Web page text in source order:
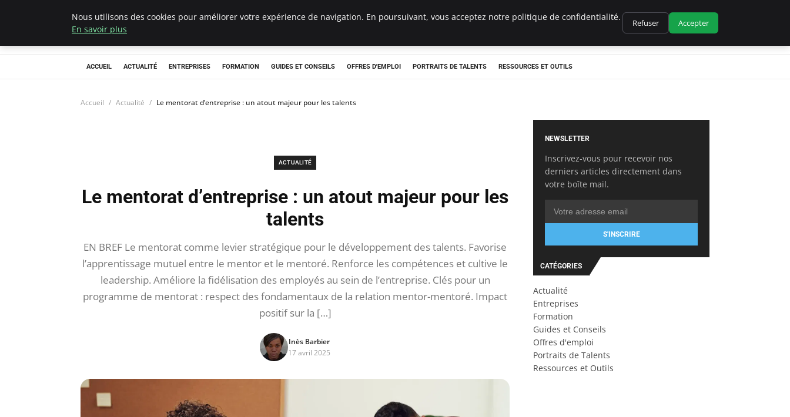
Chasseur De Tête
ACCUEIL ACTUALITÉ ENTREPRISES FORMATION GUIDES ET CONSEILS OFFRES D'EMPLOI PORTRAITS DE TALENTS RESSOURCES ET OUTILS
Accueil Actualité Le mentorat d’entreprise : un atout majeur pour les talents
ACTUALITÉ
Le mentorat d’entreprise : un atout majeur pour les
talents
EN BREF Le mentorat comme levier stratégique pour le développement des talents. Favorise
l’apprentissage mutuel entre le mentor et le mentoré. Renforce les compétences et cultive le
leadership. Améliore la fidélisation des employés au sein de l’entreprise. Clés pour un
programme de mentorat : respect des fondamentaux de la relation mentor-mentoré. Impact
positif sur la […]
Inès Barbier
17 avril 2025
NEWSLETTER
Inscrivez-vous pour recevoir nos
derniers articles directement dans
votre boîte mail.
S'INSCRIRE
CATÉGORIES
Actualité
Entreprises
Formation
Guides et Conseils
Offres d'emploi
Portraits de Talents
Ressources et Outils
Nous utilisons des cookies pour améliorer votre expérience de navigation. En poursuivant, vous acceptez notre politique de confidentialité.
En savoir plus
Refuser Accepter